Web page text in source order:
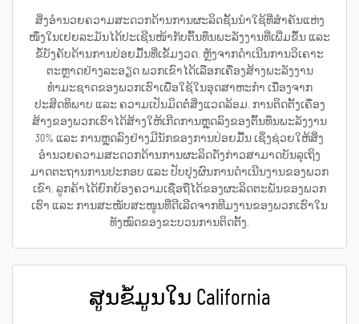
ສິ່ງອຳນວຍຄວາມສະດວກດ້ານການຜະລິດຊັ້ນນຳໃຊ້ທີ່ສຳຄັນແຫ່ງ
ໜຶ່ງໃນເຢຍລະມັນໄດ້ປະເຊີນໜ້າກັບຕົ້ນທຶນພະລັງງານທີ່ເພີ່ມຂຶ້ນ ແລະ
ຂໍ້ບັງຄັບດ້ານການປ່ອຍມື້ນທີ່ເຂັ້ມງວດ. ຫຼັງຈາກດຳເນີນການວິເຄາະ
ຕະຫຼາດຢ່າງລະອຽດ ພວກເຂົາໄດ້ເລືອກເຄື່ອງສ້າງພະລັງງານ
ທຳມະຊາດຂອງພວກເຮົາເພື່ອໃຊ້ໃນອຸດສາຫະກຳ ເນື່ອງຈາກ
ປະສິດທິພາບ ແລະ ຄວາມເປັນມິດຕໍ່ສິ່ງແວດລ້ອມ. ການຕິດຕັ້ງເຄື່ອງ
ສ້າງຂອງພວກເຮົາໄດ້ສ້າງໃຫ້ເກີດການຫຼຸດລົງຂອງຕົ້ນທຶນພະລັງງານ
30% ແລະ ການຫຼຸດລົງຢ່າງມີນັກຂອງການປ່ອຍມື້ນ ເຊິ່ງຊ່ວຍໃຫ້ສິ່ງ
ອຳນວຍຄວາມສະດວກດ້ານການຜະລິດດັ່ງກ່າວສາມາດບັນລຸເຖິງ
ມາດຕະຖານການປະກອບ ແລະ ປັບປຸງຜົນການດຳເນີນງານຂອງພວກ
ເຂົາ. ລູກຄ້າໄດ້ຍົກຍ້ອງຄວາມເຊື່ອຖືໄດ້ຂອງຜະລິດຕະພັນຂອງພວກ
ເຮົາ ແລະ ການສະໜັບສະໜູນທີ່ດີເລີດຈາກທີມງານຂອງພວກເຮົາໃນ
ທັງໝົດຂອງຂະບວນການຕິດຕັ້ງ.
ສູນຂໍ້ມູນໃນ California